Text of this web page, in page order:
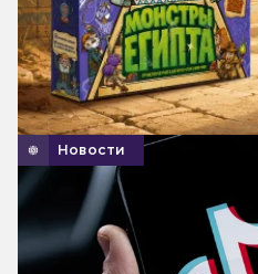
Новости